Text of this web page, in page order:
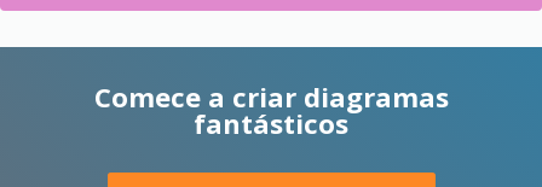
Comece a criar diagramas
fantásticos